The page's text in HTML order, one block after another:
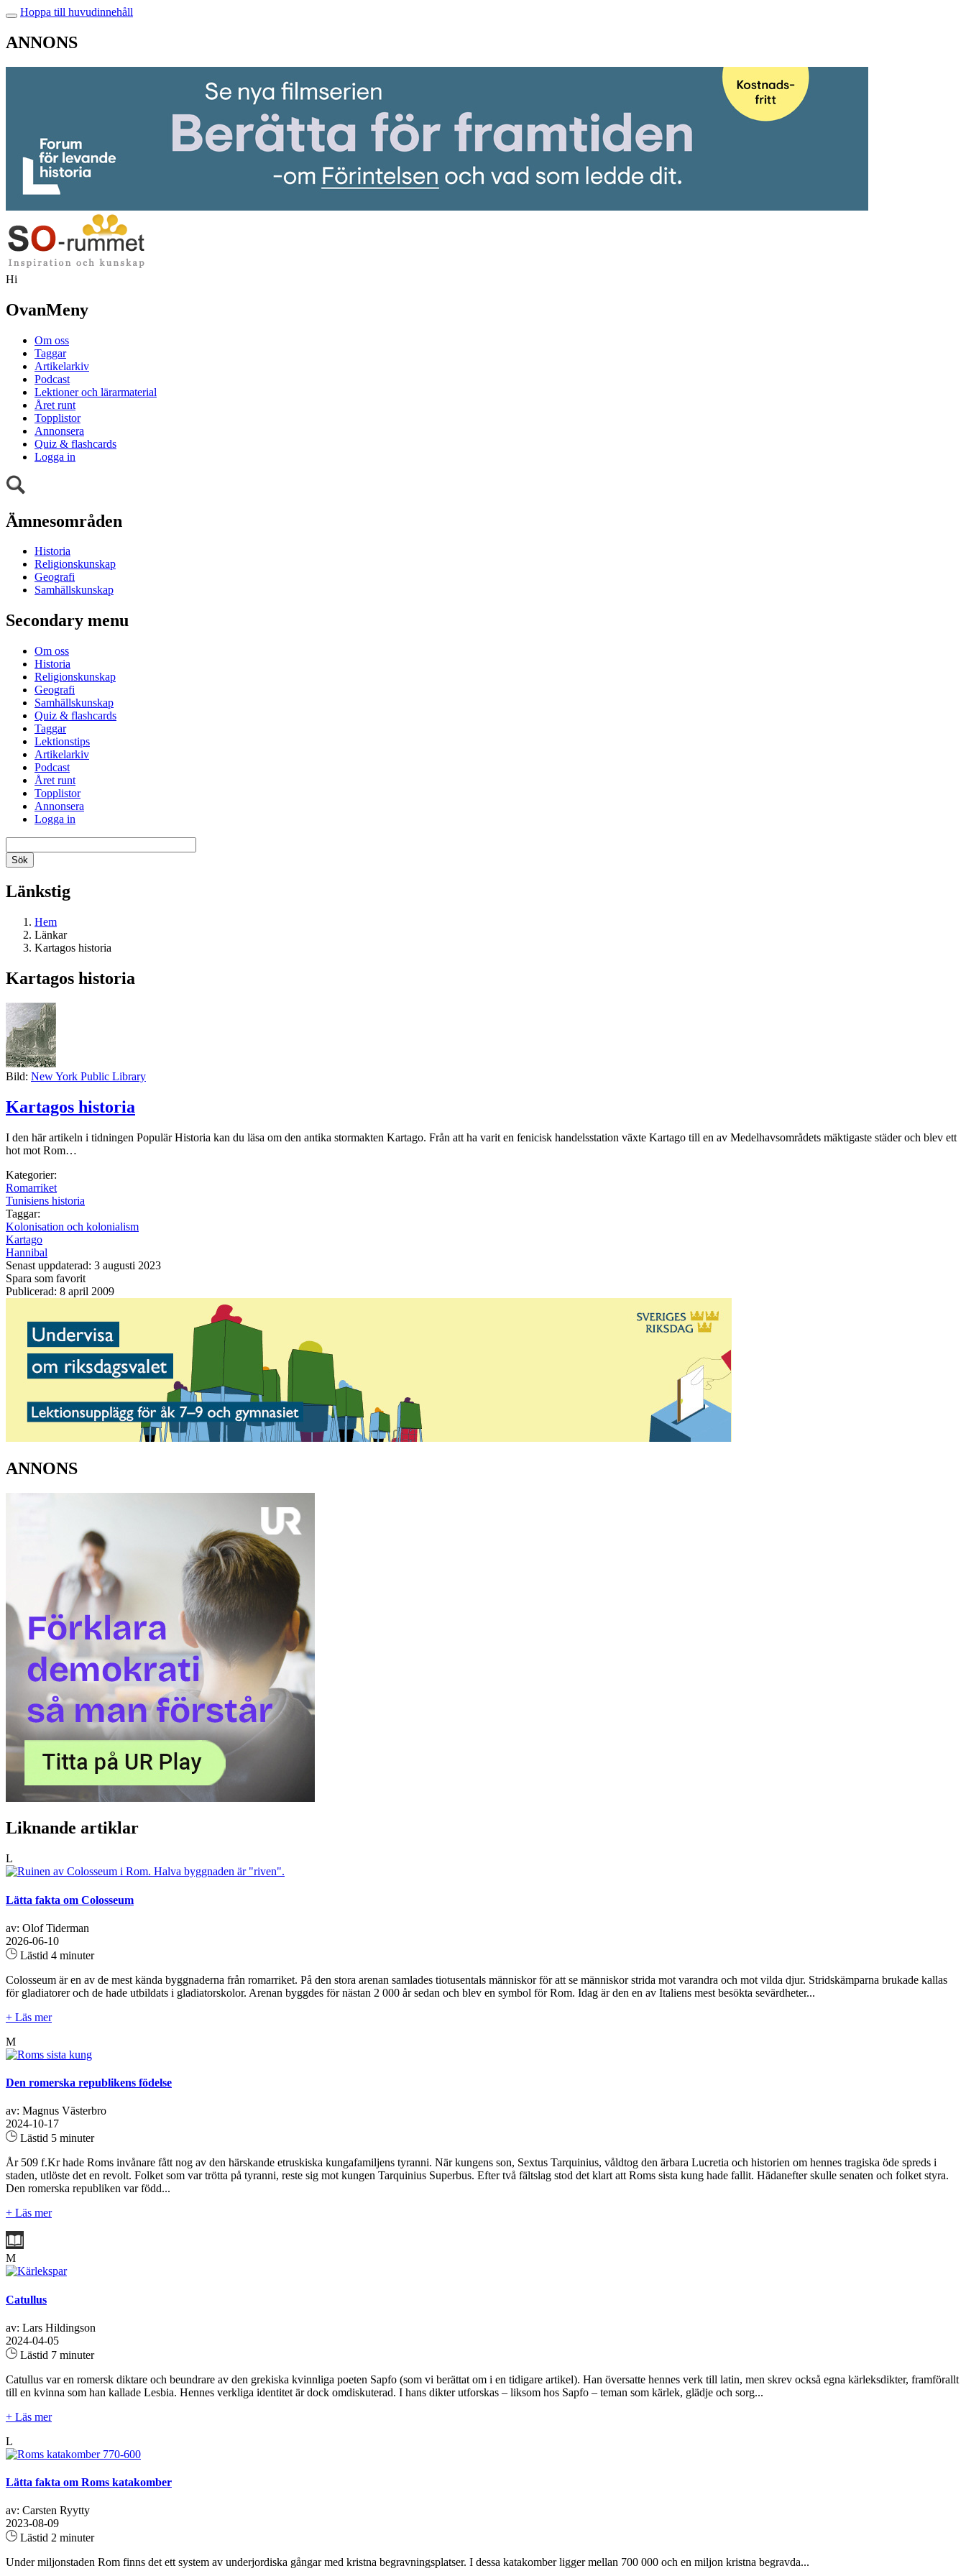
Hoppa till huvudinnehåll
ANNONS
Hi
OvanMeny
Om oss
Taggar
Artikelarkiv
Podcast
Lektioner och lärarmaterial
Året runt
Topplistor
Annonsera
Quiz & flashcards
Logga in
Ämnesområden
Historia
Religionskunskap
Geografi
Samhällskunskap
Secondary menu
Om oss
Historia
Religionskunskap
Geografi
Samhällskunskap
Quiz & flashcards
Taggar
Lektionstips
Artikelarkiv
Podcast
Året runt
Topplistor
Annonsera
Logga in
Länkstig
Hem
Länkar
Kartagos historia
Kartagos historia
Bild: New York Public Library
Kartagos historia
I den här artikeln i tidningen Populär Historia kan du läsa om den antika stormakten Kartago. Från att ha varit en fenicisk handelsstation växte Kartago till en av Medelhavsområdets mäktigaste städer och blev ett
hot mot Rom…
Kategorier:
Romarriket
Tunisiens historia
Taggar:
Kolonisation och kolonialism
Kartago
Hannibal
Senast uppdaterad: 3 augusti 2023
Spara som favorit
Publicerad: 8 april 2009
ANNONS
Liknande artiklar
L
Lätta fakta om Colosseum
av: Olof Tiderman
2026-06-10
Lästid 4 minuter
Colosseum är en av de mest kända byggnaderna från romarriket. På den stora arenan samlades tiotusentals människor för att se människor strida mot varandra och mot vilda djur. Stridskämparna brukade kallas
för gladiatorer och de hade utbildats i gladiatorskolor. Arenan byggdes för nästan 2 000 år sedan och blev en symbol för Rom. Idag är den en av Italiens mest besökta sevärdheter...
+ Läs mer
M
Den romerska republikens födelse
av: Magnus Västerbro
2024-10-17
Lästid 5 minuter
År 509 f.Kr hade Roms invånare fått nog av den härskande etruskiska kungafamiljens tyranni. När kungens son, Sextus Tarquinius, våldtog den ärbara Lucretia och historien om hennes tragiska öde spreds i
staden, utlöste det en revolt. Folket som var trötta på tyranni, reste sig mot kungen Tarquinius Superbus. Efter två fältslag stod det klart att Roms sista kung hade fallit. Hädanefter skulle senaten och folket styra.
Den romerska republiken var född...
+ Läs mer
M
Catullus
av: Lars Hildingson
2024-04-05
Lästid 7 minuter
Catullus var en romersk diktare och beundrare av den grekiska kvinnliga poeten Sapfo (som vi berättat om i en tidigare artikel). Han översatte hennes verk till latin, men skrev också egna kärleksdikter, framförallt
till en kvinna som han kallade Lesbia. Hennes verkliga identitet är dock omdiskuterad. I hans dikter utforskas – liksom hos Sapfo – teman som kärlek, glädje och sorg...
+ Läs mer
L
Lätta fakta om Roms katakomber
av: Carsten Ryytty
2023-08-09
Lästid 2 minuter
Under miljonstaden Rom finns det ett system av underjordiska gångar med kristna begravningsplatser. I dessa katakomber ligger mellan 700 000 och en miljon kristna begravda...